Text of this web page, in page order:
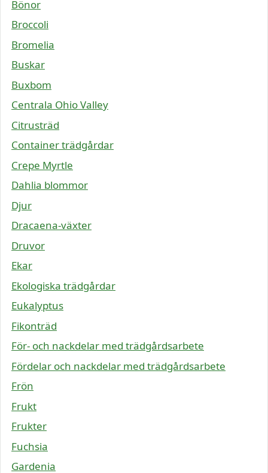
Bönor
Broccoli
Bromelia
Buskar
Buxbom
Centrala Ohio Valley
Citrusträd
Container trädgårdar
Crepe Myrtle
Dahlia blommor
Djur
Dracaena-växter
Druvor
Ekar
Ekologiska trädgårdar
Eukalyptus
Fikonträd
För- och nackdelar med trädgårdsarbete
Fördelar och nackdelar med trädgårdsarbete
Frön
Frukt
Frukter
Fuchsia
Gardenia